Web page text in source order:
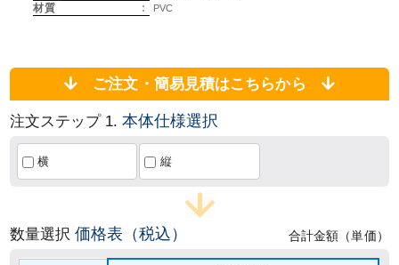
材質 : PVC
ご注文・簡易見積はこちらから
注文ステップ 1.本体仕様選択
横 縦
数量選択価格表（税込） 合計金額（単価）